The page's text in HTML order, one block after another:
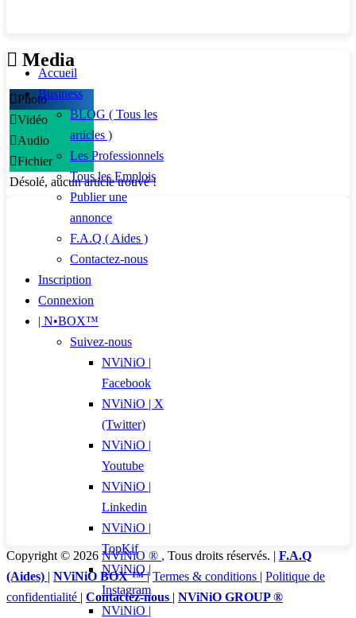
Media
Photo
Vidéo
Audio
Fichier
Désolé, aucun article trouvé !
Copyright © 2026 NViNiO ® , Tous droits réservés. | F.A.Q
(Aides) | NViNiO BOX ™|Termes & conditions | Politique de
confidentialité | Contactez-nous | NViNiO GROUP ®
Accueil
Business
BLOG ( Tous les
articles )
Les Professionnels
Tous les Emplois
Publier une
annonce
F.A.Q ( Aides )
Contactez-nous
Inscription
Connexion
| N•BOX™
Suivez-nous
NViNiO |
Facebook
NViNiO | X
(Twitter)
NViNiO |
Youtube
NViNiO |
Linkedin
NViNiO |
TopKif
NViNiO |
Instagram
NViNiO |